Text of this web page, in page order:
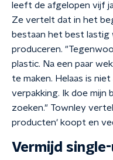
leeft de afgelopen vijf
Ze vertelt dat in het
bestaan het best
produceren.
plastic. Na een paar
te maken. Helaas is
verpakking. Ik doe mijn
zoeken." Townley
producten' koopt en
Vermijd